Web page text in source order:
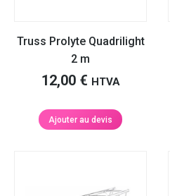
Truss Prolyte Quadrilight
2 m
12,00 € HTVA
Ajouter au devis